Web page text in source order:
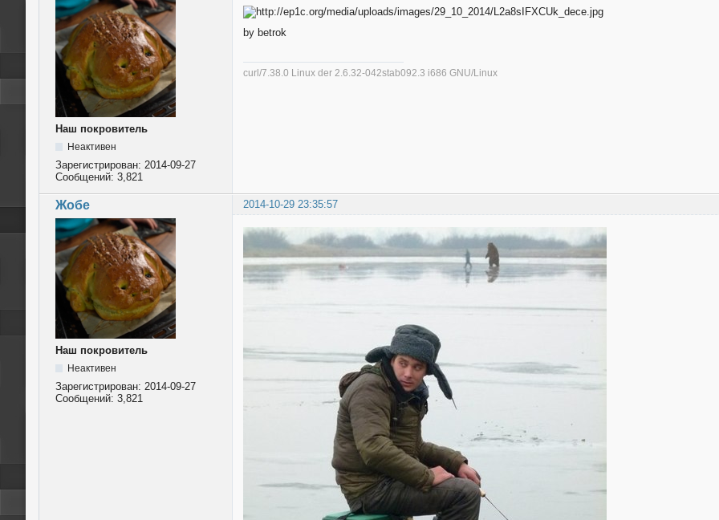
Наш покровитель
Неактивен
Зарегистрирован: 2014-09-27
Сообщений: 3,821
by betrok
curl/7.38.0 Linux der 2.6.32-042stab092.3 i686 GNU/Linux
Жобе 2014-10-29 23:35:57
Наш покровитель
Неактивен
Зарегистрирован: 2014-09-27
Сообщений: 3,821